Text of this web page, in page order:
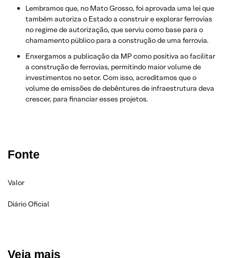
Lembramos que, no Mato Grosso, foi aprovada uma lei que
também autoriza o Estado a construir e explorar ferrovias
no regime de autorização, que serviu como base para o
chamamento público para a construção de uma ferrovia.
Enxergamos a publicação da MP como positiva ao facilitar
a construção de ferrovias, permitindo maior volume de
investimentos no setor. Com isso, acreditamos que o
volume de emissões de debêntures de infraestrutura deva
crescer, para financiar esses projetos.
Fonte
Valor
Diário Oficial
Veja mais